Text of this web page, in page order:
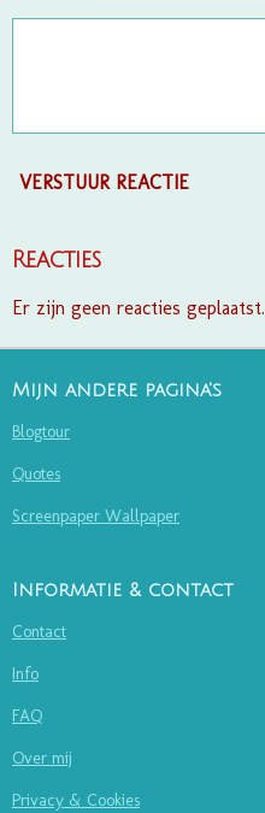
VERSTUUR REACTIE
Reacties
Er zijn geen reacties geplaatst.
Mijn andere pagina's
Blogtour
Quotes
Screenpaper Wallpaper
Informatie & contact
Contact
Info
FAQ
Over mij
Privacy & Cookies